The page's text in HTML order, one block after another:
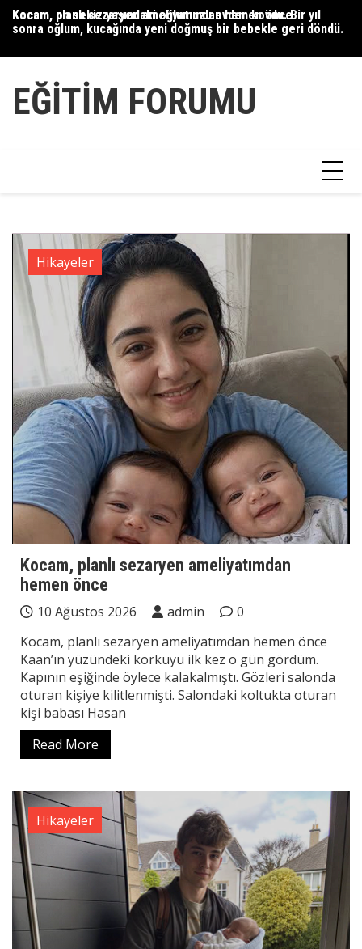
SkipKocam, planlı sezaryen ameliyatımdan hemen önce
Kocam, on sekiz yaşındaki oğlumuzu evden kovdu. Bir yıl
sonra oğlum, kucağında yeni doğmuş bir bebekle geri döndü.
EĞITIM FORUMU
Hikayeler
Kocam, planlı sezaryen ameliyatımdan
hemen önce
10 Ağustos 2026 admin
0
Kocam, planlı sezaryen ameliyatımdan hemen önce
Kaan’ın yüzündeki korkuyu ilk kez o gün gördüm.
Kapının eşiğinde öylece kalakalmıştı. Gözleri salonda
oturan kişiye kilitlenmişti. Salondaki koltukta oturan
kişi babası Hasan
Read More
Hikayeler